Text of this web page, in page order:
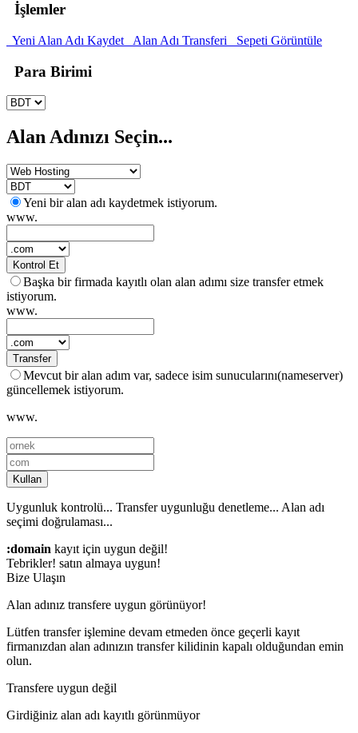
İşlemler
Yeni Alan Adı Kaydet Alan Adı Transferi Sepeti Görüntüle
Para Birimi
Alan Adınızı Seçin...
Yeni bir alan adı kaydetmek istiyorum.
www.
Kontrol Et
Başka bir firmada kayıtlı olan alan adımı size transfer etmek
istiyorum.
www.
Transfer
Mevcut bir alan adım var, sadece isim sunucularını(nameserver)
güncellemek istiyorum.
www.
Kullan
Uygunluk kontrolü... Transfer uygunluğu denetleme... Alan adı
seçimi doğrulaması...
:domain kayıt için uygun değil!
Tebrikler! satın almaya uygun!
Bize Ulaşın
Alan adınız transfere uygun görünüyor!
Lütfen transfer işlemine devam etmeden önce geçerli kayıt
firmanızdan alan adınızın transfer kilidinin kapalı olduğundan emin
olun.
Transfere uygun değil
Girdiğiniz alan adı kayıtlı görünmüyor